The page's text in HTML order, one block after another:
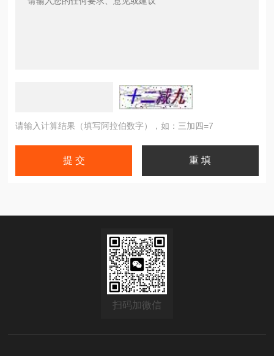
请输入计算结果（填写阿拉伯数字），如：三加四=7
扫码加微信